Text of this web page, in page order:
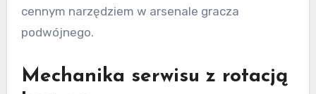
cennym narzędziem w arsenale gracza
podwójnego.
Mechanika serwisu z rotacją